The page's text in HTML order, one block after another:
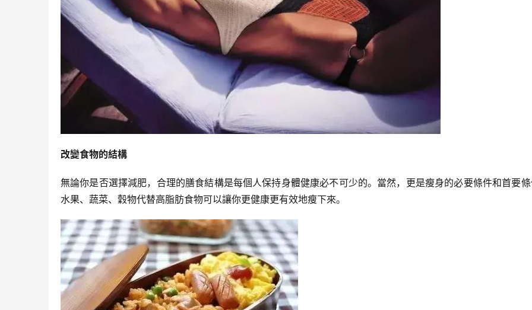
改變食物的結構
無論你是否選擇減肥，合理的膳食結構是每個人保持身體健康必不可少的。當然，更是瘦身的必要條件和首要
水果、蔬菜、穀物代替高脂肪食物可以讓你更健康更有效地瘦下來。